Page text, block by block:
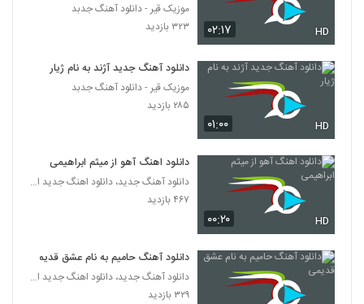
222
Bale
موزیک زیبای میگفتی دل ندارم از پویا رمضانی
224
نعیم روشان آهنگ چه تلخه
۵۷۰ بازدید
دانلود آهنگ جان تو از سامان حریری
۴۹۰ بازدید
آهنگ پژمان طالبی بنام خیابونا
۰۲:۱۷ HD
موزیک قیر - دانلود آهنگ جدبد
۳۲۳ بازدید
۰۱:۰۰ HD
دانلود آهنگ جدید آژند به نام ژیار
موزیک قیر - دانلود آهنگ جدبد
۲۸۵ بازدید
۰۰:۲۰ HD
دانلود اهنگ آهو از میثم ابراهیمی
دانلود آهنگ جدید، دانلود اهنگ جدید ایرانی
۴۶۷ بازدید
دانلود آهنگ حامیم به نام عشق قدیمی
دانلود آهنگ جدید، دانلود اهنگ جدید ایرانی
۳۲۹ بازدید